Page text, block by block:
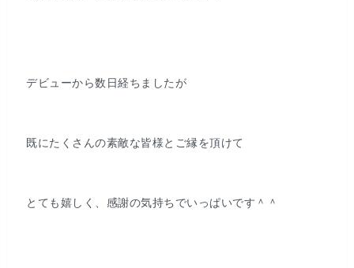
デビューから数日経ちましたが
既にたくさんの素敵な皆様とご縁を頂けて
とても嬉しく、感謝の気持ちでいっぱいです＾＾